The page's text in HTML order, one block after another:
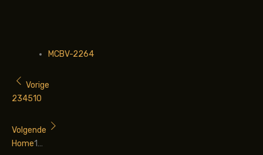
MCBV-2264
Vorige
234510
Volgende
Home1…